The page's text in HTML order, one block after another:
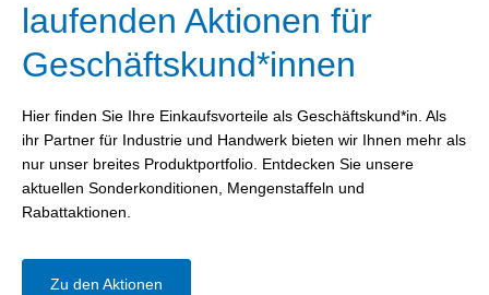
laufenden Aktionen für
Geschäftskund*innen
Hier finden Sie Ihre Einkaufsvorteile als Geschäftskund*in. Als
ihr Partner für Industrie und Handwerk bieten wir Ihnen mehr als
nur unser breites Produktportfolio. Entdecken Sie unsere
aktuellen Sonderkonditionen, Mengenstaffeln und
Rabattaktionen.
Zu den Aktionen